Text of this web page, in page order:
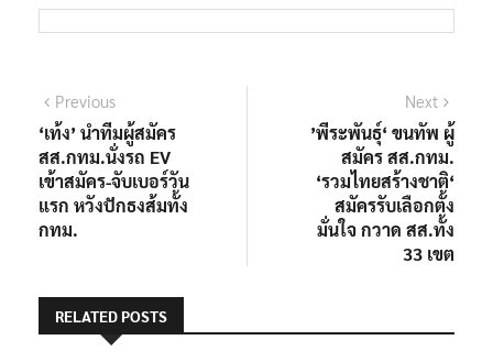
แนะแนว
เรื่อง
PreviousPrevious
post:
‘เท้ง’ นำทีมผู้สมัคร
สส.กทม.นั่งรถ EV
เข้าสมัคร-จับเบอร์วัน
แรก หวังปักธงส้มทั้ง
กทม.
Next
post:
’พีระพันธุ์‘ ขนทัพ ผู้
สมัคร สส.กทม.
‘รวมไทยสร้างชาติ‘
สมัครรับเลือกตั้ง
มั่นใจ กวาด สส.ทั้ง
33 เขต
RELATED POSTS